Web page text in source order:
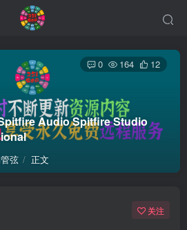
Audio Spitfire Studio
弦 正文
0 164 12
关注